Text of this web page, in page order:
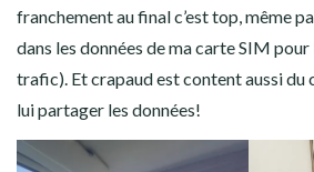
franchement au final c’est top, même
dans les données de ma carte SIM pour
trafic). Et crapaud est content aussi du
lui partager les données!